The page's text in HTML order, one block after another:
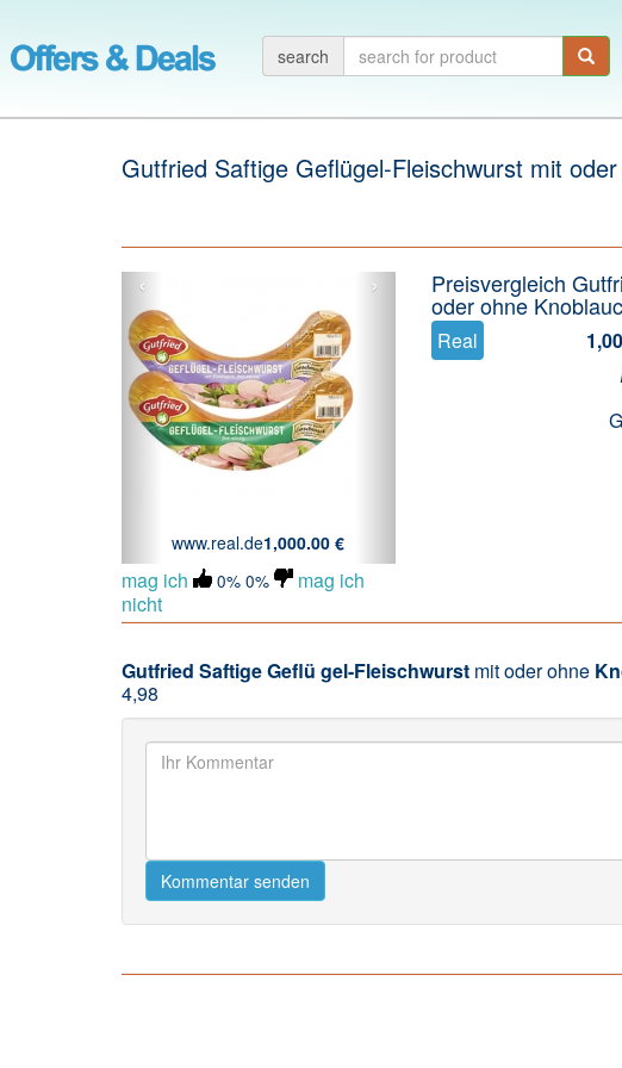
search
Gutfried Saftige Geflügel-Fleischwurst mit
www.real.de1,000.00 €
‹ ›
mag ich 0% 0%
mag ich
nicht
Preisvergleich
oder ohne
Real
Gutfried SaftigeGeflü gel-Fleischwurst mit oder ohne
4,98
Kommentar senden